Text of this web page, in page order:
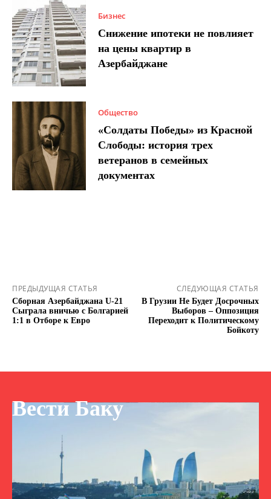
Бизнес
Снижение ипотеки не повлияет
на цены квартир в
Азербайджане
Общество
«Солдаты Победы» из Красной
Слободы: история трех
ветеранов в семейных
документах
ПРЕДЫДУЩАЯ СТАТЬЯ
Сборная Азербайджана U-21
Сыграла вничью с Болгарией
1:1 в Отборе к Евро
СЛЕДУЮЩАЯ СТАТЬЯ
В Грузии Не Будет Досрочных
Выборов – Оппозиция
Переходит к Политическому
Бойкоту
Вести Баку